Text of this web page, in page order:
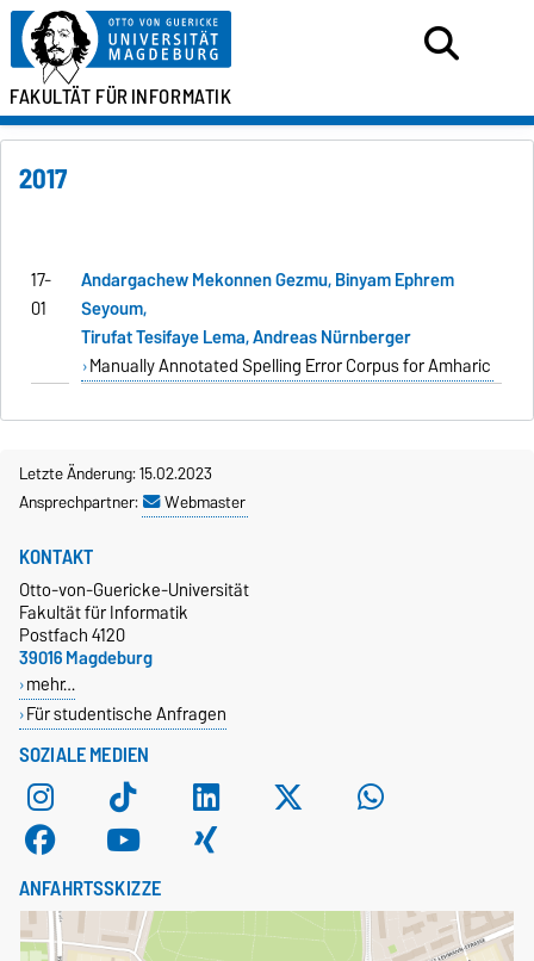
FAKULTÄT FÜRINFORMATIK
2017
17-
01
Andargachew Mekonnen Gezmu, Binyam Ephrem
Seyoum,
Tirufat Tesifaye Lema, Andreas Nürnberger
Manually Annotated Spelling Error Corpus for Amharic
Letzte Änderung: 15.02.2023
Ansprechpartner:
Webmaster
SOZIALE MEDIEN
KONTAKT
Otto-von-Guericke-Universität
Fakultät für Informatik
Postfach 4120
39016 Magdeburg
mehr…
Für studentische Anfragen
ANFAHRTSSKIZZE